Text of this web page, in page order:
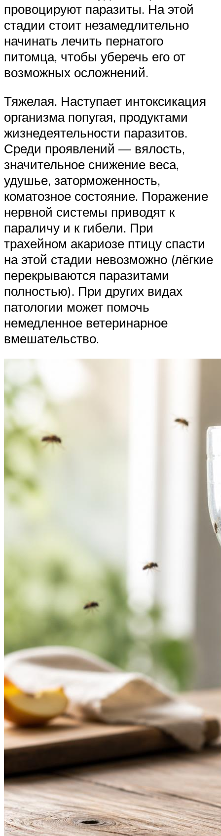
провоцируют паразиты. На этой
стадии стоит незамедлительно
начинать лечить пернатого
питомца, чтобы уберечь его от
возможных осложнений.
Тяжелая. Наступает интоксикация
организма попугая, продуктами
жизнедеятельности паразитов.
Среди проявлений — вялость,
значительное снижение веса,
удушье, заторможенность,
коматозное состояние. Поражение
нервной системы приводят к
параличу и к гибели. При
трахейном акариозе птицу спасти
на этой стадии невозможно (лёгкие
перекрываются паразитами
полностью). При других видах
патологии может помочь
немедленное ветеринарное
вмешательство.